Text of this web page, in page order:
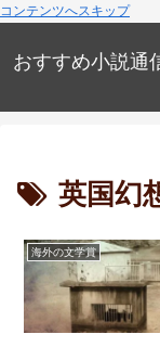
コンテンツへスキップ
おすすめ小説通
英国幻
海外の文学賞